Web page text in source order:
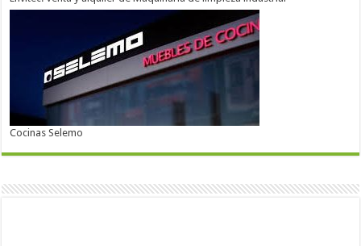
Cocinas Selemo